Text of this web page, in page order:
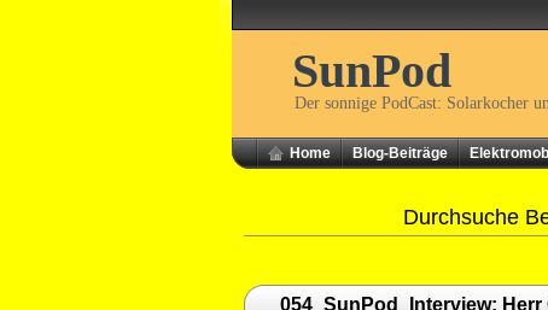
SunPod
Der sonnige PodCast: Solarkocher
Home Blog-Beiträge
Durchsuche
054_SunPod_Interview: